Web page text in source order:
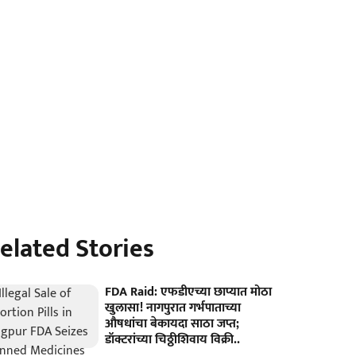
Stories
FDA Raid: एफडीएच्या छाप्यात मोठा
खुलासा! नागपुरात गर्भपाताच्या
औषधांचा बेकायदा साठा जप्त;
डॉक्टरांच्या चिठ्ठीशिवाय विक्री..